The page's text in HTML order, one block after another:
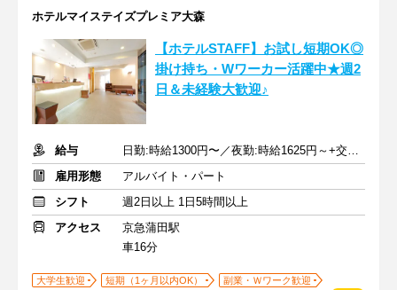
ホテルマイステイズプレミア大森
【ホテルSTAFF】お試し短期OK◎
掛け持ち・Wワーカー活躍中★週2
日＆未経験大歓迎♪
給与
日勤:時給1300円〜／夜勤:時給1625円～+交通費
雇用形態
アルバイト・パート
シフト
週2日以上 1日5時間以上
アクセス
京急蒲田駅
車16分
大学生歓迎 短期（1ヶ月以内OK）
副業・Ｗワーク歓迎